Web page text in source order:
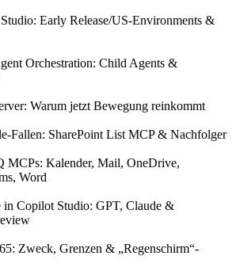
Early Release/US‑Environments &
Orchestration: Child Agents &
Warum jetzt Bewegung reinkommt
Fallen: SharePoint List MCP & Nachfolger
MCPs: Kalender, Mail, OneDrive,
Word
in Copilot Studio: GPT, Claude &
Zweck, Grenzen & „Regenschirm“-